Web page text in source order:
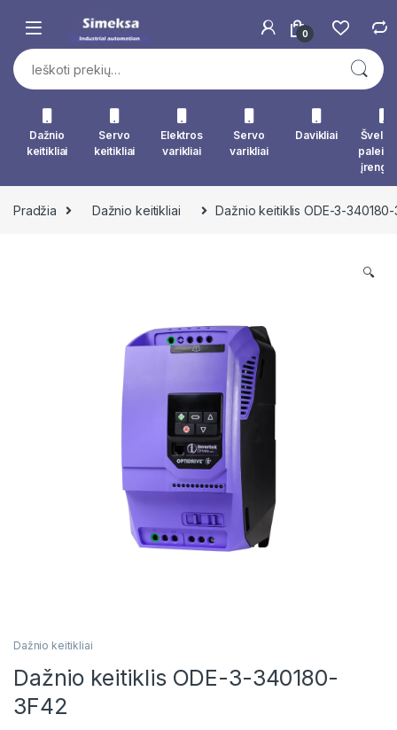
0
Ieškoti:
Dažnio
keitikliai
Servo
keitikliai
Elektros
varikliai
Servo
varikliai
Davikliai
Pradžia Dažnio keitikliai Dažnio keitiklis ODE-3-340180-
🔍
Dažnio keitikliai
Dažnio keitiklis ODE-3-340180-
3F42